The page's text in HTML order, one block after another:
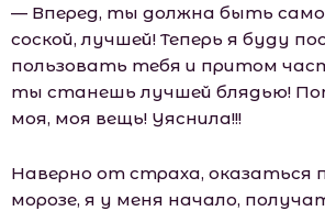
— Вперед, ты должна быть
соской, лучшей! Теперь я буду
пользовать тебя и притом
ты станешь лучшей блядью!
моя, моя вещь! Уяснила!!!
Наверно от страха, оказаться
морозе, я у меня начало,